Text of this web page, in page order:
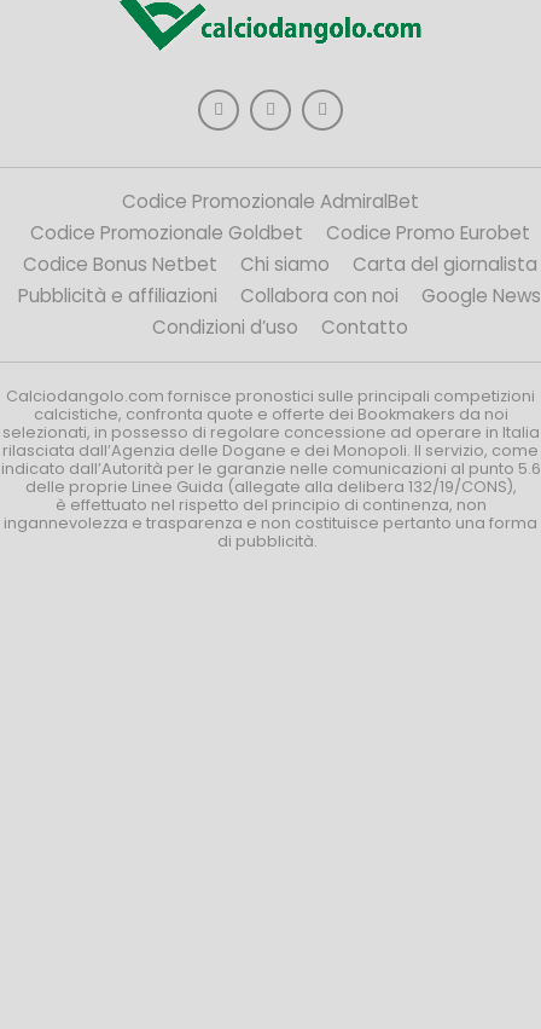
Codice Promozionale AdmiralBet
Codice Promozionale Goldbet
Codice Promo Eurobet
Codice Bonus Netbet
Chi siamo
Carta del giornalista
Pubblicità e affiliazioni
Collabora con noi
Google News
Condizioni d’uso
Contatto
Calciodangolo.com fornisce pronostici sulle principali competizioni
calcistiche, confronta quote e offerte dei Bookmakers da noi
selezionati, in possesso di regolare concessione ad operare in Italia
rilasciata dall’Agenzia delle Dogane e dei Monopoli. Il servizio, come
indicato dall’Autorità per le garanzie nelle comunicazioni al punto 5.6
delle proprie Linee Guida (allegate alla delibera 132/19/CONS),
è effettuato nel rispetto del principio di continenza, non
ingannevolezza e trasparenza e non costituisce pertanto una forma
di pubblicità.